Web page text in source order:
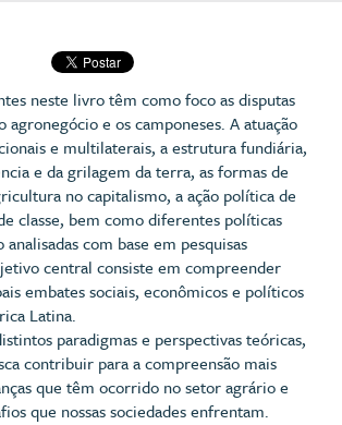
neste livro têm como foco as disputas
e os camponeses. A atuação
e multilaterais, a estrutura fundiária,
e da grilagem da terra, as formas de
no capitalismo, a ação política de
classe, bem como diferentes políticas
analisadas com base em pesquisas
central consiste em compreender
embates sociais, econômicos e políticos
Latina.
paradigmas e perspectivas teóricas,
contribuir para a compreensão mais
que têm ocorrido no setor agrário e
que nossas sociedades enfrentam.